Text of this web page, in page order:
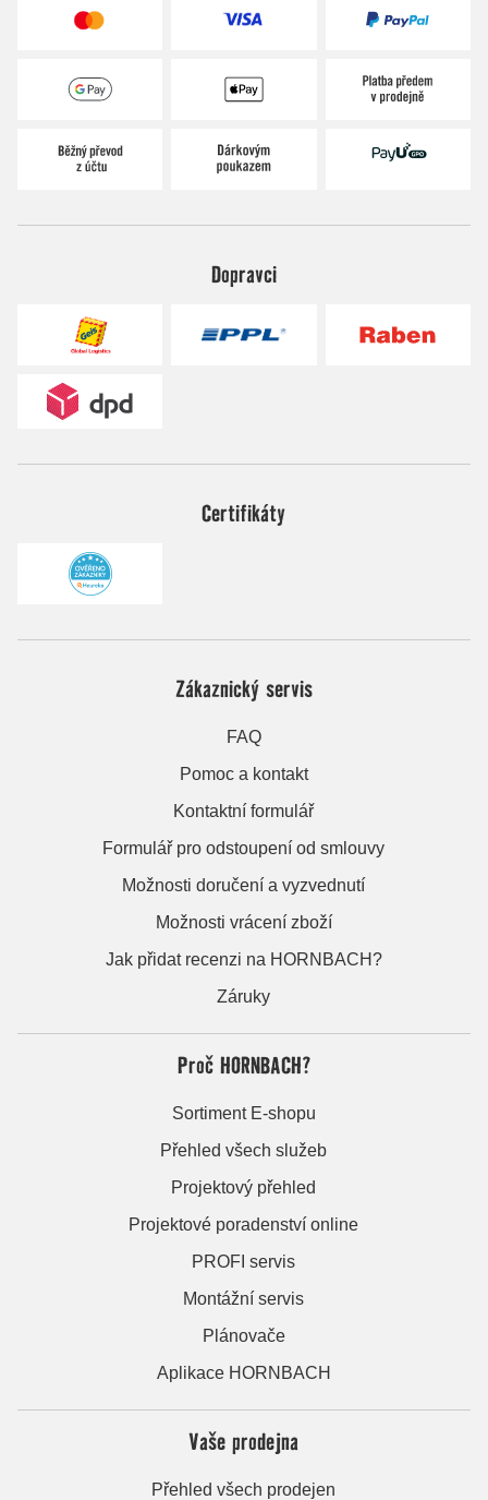
Dopravci
Certifikáty
Zákaznický servis
FAQ
Pomoc a kontakt
Kontaktní formulář
Formulář pro odstoupení od smlouvy
Možnosti doručení a vyzvednutí
Možnosti vrácení zboží
Jak přidat recenzi na HORNBACH?
Záruky
Proč HORNBACH?
Sortiment E-shopu
Přehled všech služeb
Projektový přehled
Projektové poradenství online
PROFI servis
Montážní servis
Plánovače
Aplikace HORNBACH
Vaše prodejna
Přehled všech prodejen